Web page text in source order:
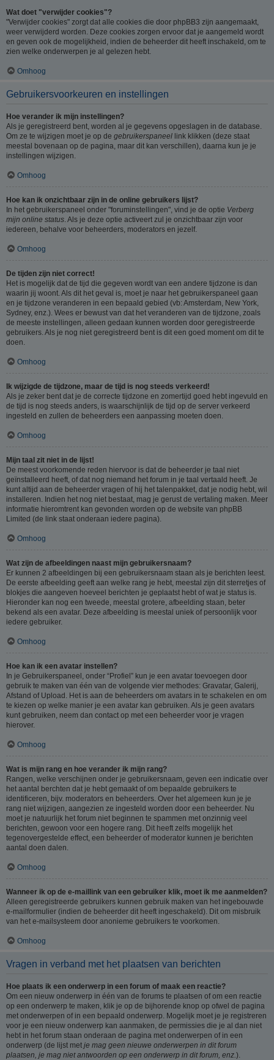
Wat doet "verwijder cookies"?
"Verwijder cookies" zorgt dat alle cookies die door phpBB3 zijn aangemaakt,
weer verwijderd worden. Deze cookies zorgen ervoor dat je aangemeld wordt
en geven ook de mogelijkheid, indien de beheerder dit heeft inschakeld, om te
zien welke onderwerpen je al gelezen hebt.
Omhoog
Gebruikersvoorkeuren en instellingen
Hoe verander ik mijn instellingen?
Als je geregistreerd bent, worden al je gegevens opgeslagen in de database.
Om ze te wijzigen moet je op de gebruikerspaneel link klikken (deze staat
meestal bovenaan op de pagina, maar dit kan verschillen), daarna kun je je
instellingen wijzigen.
Omhoog
Hoe kan ik onzichtbaar zijn in de online gebruikers lijst?
In het gebruikerspaneel onder "foruminstellingen", vind je de optie Verberg
mijn online status . Als je deze optie activeert zul je onzichtbaar zijn voor
iedereen, behalve voor beheerders, moderators en jezelf.
Omhoog
De tijden zijn niet correct!
Het is mogelijk dat de tijd die gegeven wordt van een andere tijdzone is dan
waarin jij woont. Als dit het geval is, moet je naar het gebruikerspaneel gaan
en je tijdzone veranderen in een bepaald gebied (vb: Amsterdam, New York,
Sydney, enz.). Wees er bewust van dat het veranderen van de tijdzone, zoals
de meeste instellingen, alleen gedaan kunnen worden door geregistreerde
gebruikers. Als je nog niet geregistreerd bent is dit een goed moment om dit te
doen.
Omhoog
Ik wijzigde de tijdzone, maar de tijd is nog steeds verkeerd!
Als je zeker bent dat je de correcte tijdzone en zomertijd goed hebt ingevuld en
de tijd is nog steeds anders, is waarschijnlijk de tijd op de server verkeerd
ingesteld en zullen de beheerders een aanpassing moeten doen.
Omhoog
Mijn taal zit niet in de lijst!
De meest voorkomende reden hiervoor is dat de beheerder je taal niet
geïnstalleerd heeft, of dat nog niemand het forum in je taal vertaald heeft. Je
kunt altijd aan de beheerder vragen of hij het talenpakket, dat je nodig hebt, wil
installeren. Indien het nog niet bestaat, mag je gerust de vertaling maken. Meer
informatie hieromtrent kan gevonden worden op de website van phpBB
Limited (de link staat onderaan iedere pagina).
Omhoog
Wat zijn de afbeeldingen naast mijn gebruikersnaam?
Er kunnen 2 afbeeldingen bij een gebruikersnaam staan als je berichten leest.
De eerste afbeelding geeft aan welke rang je hebt, meestal zijn dit sterretjes of
blokjes die aangeven hoeveel berichten je geplaatst hebt of wat je status is.
Hieronder kan nog een tweede, meestal grotere, afbeelding staan, beter
bekend als een avatar. Deze afbeelding is meestal uniek of persoonlijk voor
iedere gebruiker.
Omhoog
Hoe kan ik een avatar instellen?
In je Gebruikerspaneel, onder “Profiel” kun je een avatar toevoegen door
gebruik te maken van één van de volgende vier methodes: Gravatar, Galerij,
Afstand of Upload. Het is aan de beheerders om avatars in te schakelen en om
te kiezen op welke manier je een avatar kan gebruiken. Als je geen avatars
kunt gebruiken, neem dan contact op met een beheerder voor je vragen
hierover.
Omhoog
Wat is mijn rang en hoe verander ik mijn rang?
Rangen, welke verschijnen onder je gebruikersnaam, geven een indicatie over
het aantal berchten dat je hebt gemaakt of om bepaalde gebruikers te
identificeren, bijv. moderators en beheerders. Over het algemeen kun je je
rang niet wijzigen, aangezien ze ingesteld worden door een beheerder. Nu
moet je natuurlijk het forum niet beginnen te spammen met onzinnig veel
berichten, gewoon voor een hogere rang. Dit heeft zelfs mogelijk het
tegenovergestelde effect, een beheerder of moderator kunnen je berichten
aantal doen dalen.
Omhoog
Wanneer ik op de e-maillink van een gebruiker klik, moet ik me aanmelden?
Alleen geregistreerde gebruikers kunnen gebruik maken van het ingebouwde
e-mailformulier (indien de beheerder dit heeft ingeschakeld). Dit om misbruik
van het e-mailsysteem door anonieme gebruikers te voorkomen.
Omhoog
Vragen in verband met het plaatsen van berichten
Hoe plaats ik een onderwerp in een forum of maak een reactie?
Om een nieuw onderwerp in één van de forums te plaatsen of om een reactie
op een onderwerp te maken, klik je op de bijhorende knop op ofwel de pagina
met onderwerpen of in een bepaald onderwerp. Mogelijk moet je je registreren
voor je een nieuw onderwerp kan aanmaken, de permissies die je al dan niet
hebt in het forum staan onderaan de pagina met onderwerpen of in een
onderwerp (de lijst met je mag geen nieuwe onderwerpen in dit forum
plaatsen, je mag niet antwoorden op een onderwerp in dit forum, enz. ).